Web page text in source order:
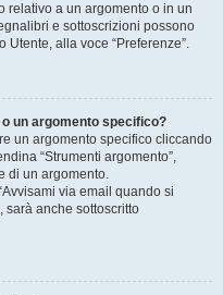
relativo a un argomento o in un
e sottoscrizioni possono
alla voce “Preferenze”.
un argomento specifico?
un argomento specifico cliccando
“Strumenti argomento”,
di un argomento.
via email quando si
sarà anche sottoscritto